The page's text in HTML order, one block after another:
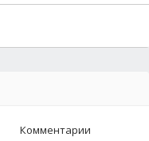
Комментарии